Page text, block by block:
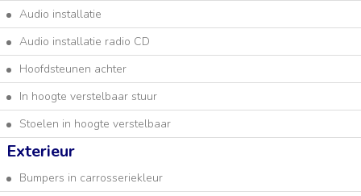
Audio installatie
Audio installatie radio CD
Hoofdsteunen achter
In hoogte verstelbaar stuur
Stoelen in hoogte verstelbaar
Exterieur
Bumpers in carrosseriekleur